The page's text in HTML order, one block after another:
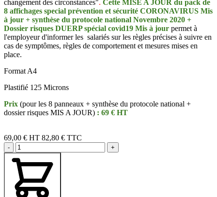
changement des circonstances". Cette MISE A JOUR du pack de
8 affichages special prévention et sécurité CORONAVIRUS Mis
à jour + synthèse du protocole national Novembre 2020 +
Dossier risques DUERP spécial covid19 Mis à jour permet à
l'employeur d'informer les salariés sur les règles précises à suivre en
cas de symptômes, règles de comportement et mesures mises en
place.
Format A4
Plastifié 125 Microns
Prix (pour les 8 panneaux + synthèse du protocole national +
dossier risques MIS A JOUR) : 69 € HT
69,00 € HT 82,80 € TTC
- +